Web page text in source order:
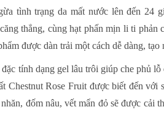
tình trạng da mất nước lên đến 24
thẳng, cùng hạt phấn mịn li ti phản
được dàn trải một cách dễ dàng,
tính dạng gel lâu trôi giúp che phủ
Chestnut Rose Fruit được biết đến
đốm nâu, vết mẩn đỏ sẽ được cải